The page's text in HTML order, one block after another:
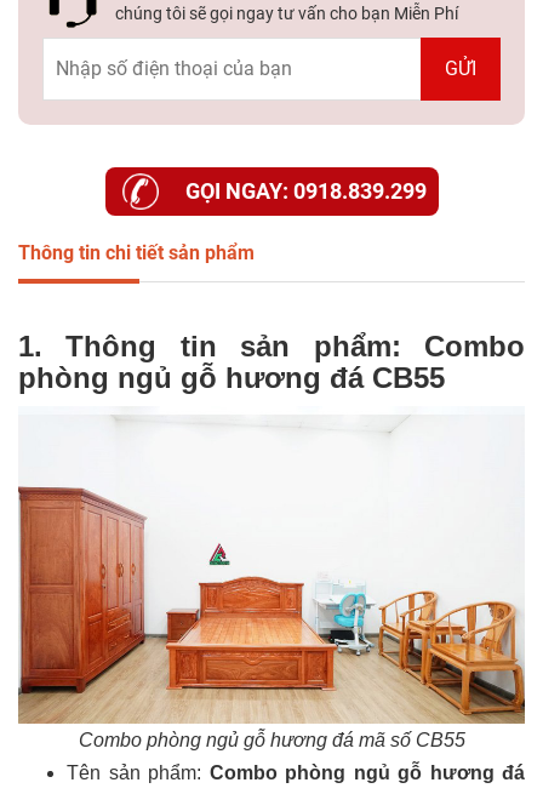
chúng tôi sẽ gọi ngay tư vấn cho bạn Miễn Phí
GỌI NGAY: 0918.839.299
Thông tin chi tiết sản phẩm
1. Thông tin sản phẩm: Combo
phòng ngủ gỗ hương đá CB55
Combo phòng ngủ gỗ hương đá mã số CB55
Tên sản phẩm: Combo phòng ngủ gỗ hương đá